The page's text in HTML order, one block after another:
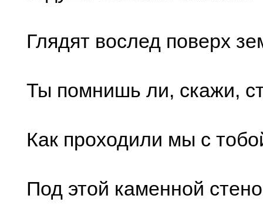
Глядят вослед поверх
Ты помнишь ли, скажи,
Как проходили мы с
Под этой каменной